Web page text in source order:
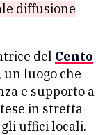
diffusione
del Cento
, un luogo che
e supporto a
in stretta
uffici locali.